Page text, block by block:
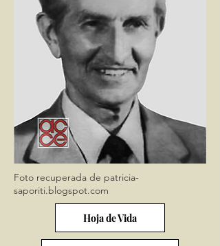
Foto recuperada de patricia-
saporiti.blogspot.com
Hoja de Vida